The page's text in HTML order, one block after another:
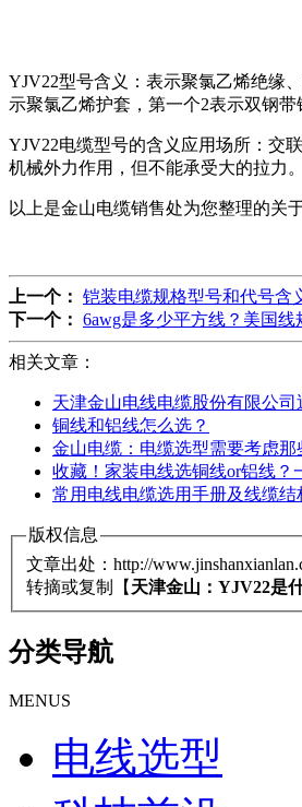
YJV22型号含义：表示聚氯乙烯绝缘
示聚氯乙烯护套，第一个2表示双钢
YJV22电缆型号的含义应用场所：交
机械外力作用，但不能承受大的拉力。
以上是金山电缆销售处为您整理的关
上一个： 铠装电缆规格型号和代号含
下一个： 6awg是多少平方线？美国
相关文章：
天津金山电线电缆股份有限公
铜线和铝线怎么选？
金山电缆：电缆选型需要考虑那
收藏！家装电线选铜线or铝线？
常用电线电缆选用手册及线缆结
版权信息
文章出处：http://
转摘或复制【 天津金山：YJV22是
分类导航
MENUS
电线选型